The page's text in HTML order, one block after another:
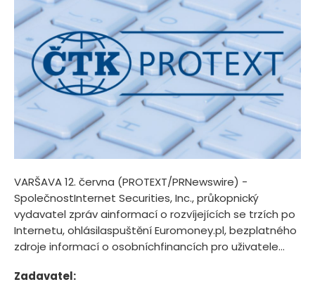
VARŠAVA 12. června (PROTEXT/PRNewswire) -
SpolečnostInternet Securities, Inc., průkopnický
vydavatel zpráv ainformací o rozvíjejících se trzích po
Internetu, ohlásilaspuštění Euromoney.pl, bezplatného
zdroje informací o osobníchfinancích pro uživatele...
Zadavatel: